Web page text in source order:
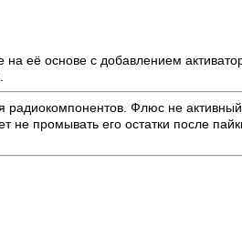
основе с добавлением
Флюс не активный,
не промывать его остатки после